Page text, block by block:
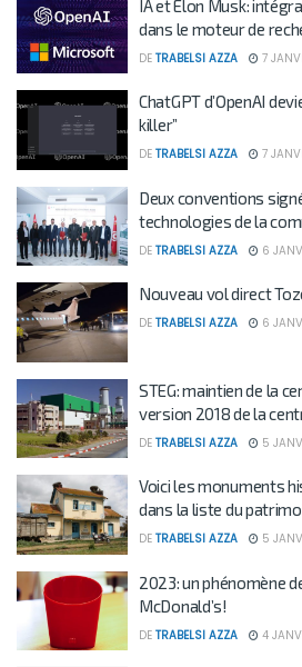
IA et Elon Musk:
dans le moteur de
DE TRABELSI AZZA 7
ChatGPT d’OpenAI
killer”
DE TRABELSI AZZA 7
Deux conventions
technologies de la
DE TRABELSI AZZA 6
Nouveau vol direct
DE TRABELSI AZZA 6
STEG: maintien de la
version 2018 de la
DE TRABELSI AZZA 5
Voici les monuments
dans la liste du
DE TRABELSI AZZA 5
2023: un phénomène
McDonald’s!
DE TRABELSI AZZA 4